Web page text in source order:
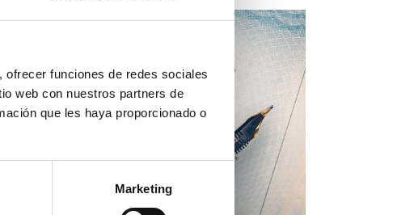
funciones de redes sociales
web con nuestros partners de
que les haya proporcionado o
Marketing